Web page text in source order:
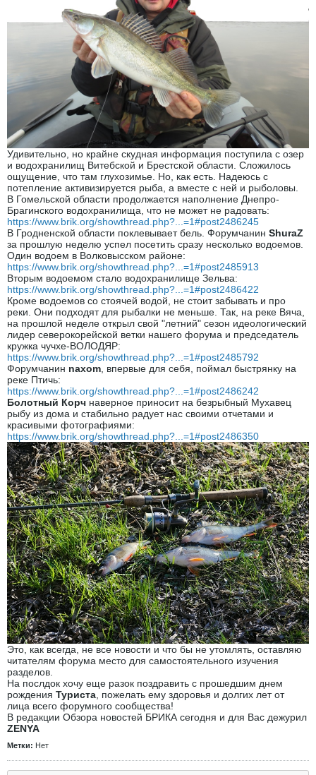
Удивительно, но крайне скудная информация поступила с озер
и водохранилищ Витебской и Брестской области. Сложилось
ощущение, что там глухозимье. Но, как есть. Надеюсь с
потепление активизируется рыба, а вместе с ней и рыболовы.
В Гомельской области продолжается наполнение Днепро-
Брагинского водохранилища, что не может не радовать:
https://www.brik.org/showthread.php?...=1#post2486245
В Гродненской области поклевывает бель. Форумчанин ShuraZ
за прошлую неделю успел посетить сразу несколько водоемов.
Один водоем в Волковысском районе:
https://www.brik.org/showthread.php?...=1#post2485913
Вторым водоемом стало водохранилище Зельва:
https://www.brik.org/showthread.php?...=1#post2486422
Кроме водоемов со стоячей водой, не стоит забывать и про
реки. Они подходят для рыбалки не меньше. Так, на реке Вяча,
на прошлой неделе открыл свой "летний" сезон идеологический
лидер северокорейской ветки нашего форума и председатель
кружка чучхе-ВОЛОДЯР:
https://www.brik.org/showthread.php?...=1#post2485792
Форумчанин naxom , впервые для себя, поймал быстрянку на
реке Птичь:
https://www.brik.org/showthread.php?...=1#post2486242
Болотный Корч наверное приносит на безрыбный Мухавец
рыбу из дома и стабильно радует нас своими отчетами и
красивыми фотографиями:
https://www.brik.org/showthread.php?...=1#post2486350
Это, как всегда, не все новости и что бы не утомлять, оставляю
читателям форума место для самостоятельного изучения
разделов.
На послдок хочу еще разок поздравить с прошедшим днем
рождения Туриста , пожелать ему здоровья и долгих лет от
лица всего форумного сообщества!
В редакции Обзора новостей БРИКА сегодня и для Вас дежурил
ZENYA
Метки: Нет